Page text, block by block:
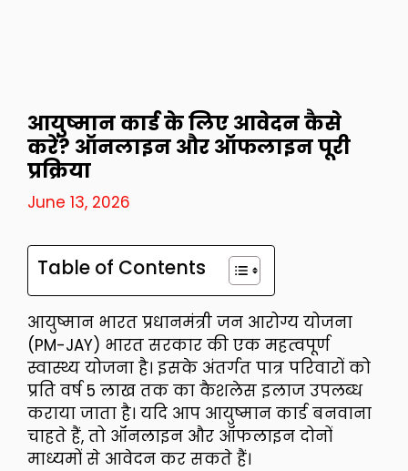
आयुष्मान कार्ड के लिए आवेदन कैसे
करें? ऑनलाइन और ऑफलाइन पूरी
प्रक्रिया
June 13, 2026
Table of Contents
आयुष्मान भारत प्रधानमंत्री जन आरोग्य योजना
(PM-JAY) भारत सरकार की एक महत्वपूर्ण
स्वास्थ्य योजना है। इसके अंतर्गत पात्र परिवारों को
प्रति वर्ष ₹5 लाख तक का कैशलेस इलाज उपलब्ध
कराया जाता है। यदि आप आयुष्मान कार्ड बनवाना
चाहते हैं, तो ऑनलाइन और ऑफलाइन दोनों
माध्यमों से आवेदन कर सकते हैं।